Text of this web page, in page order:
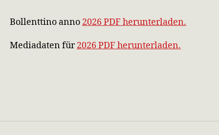
Bollenttino anno 2026 PDF herunterladen.
Mediadaten für2026 PDF herunterladen.